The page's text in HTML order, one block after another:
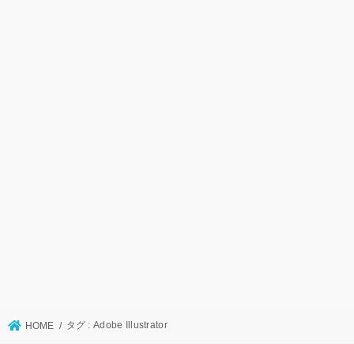
HOME タグ : Adobe Illustrator